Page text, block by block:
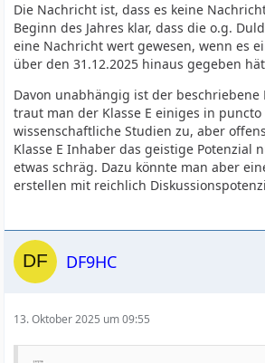
Die Nachricht ist, dass es keine
Beginn des Jahres klar, dass die o.g.
eine Nachricht wert gewesen, wenn es
über den 31.12.2025 hinaus gegeben
Davon unabhängig ist der beschriebene
traut man der Klasse E einiges in
wissenschaftliche Studien zu, aber
Klasse E Inhaber das geistige Potenzial
etwas schräg. Dazu könnte man aber
erstellen mit reichlich
DF9HC
13. Oktober 2025 um 09:55